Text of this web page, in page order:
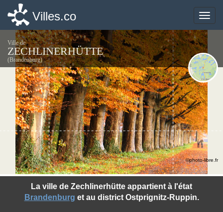
Toggle
Villes.co
Ville de
ZECHLINERHÜTTE
(Brandenburg)
La ville de Zechlinerhütte appartient à l'état
Brandenburg et au district Ostprignitz-Ruppin.
©photo-libre.fr
Toggle
Villes.co